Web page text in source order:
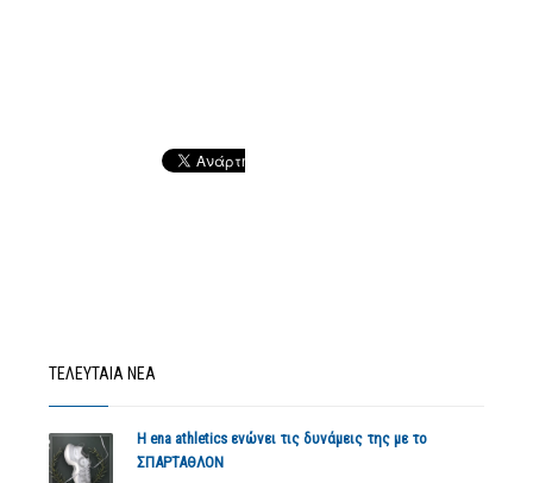
ΤΕΛΕΥΤΑΙΑ ΝΕΑ
Η ena athletics ενώνει τις δυνάμεις της με το
ΣΠΑΡΤΑΘΛΟΝ